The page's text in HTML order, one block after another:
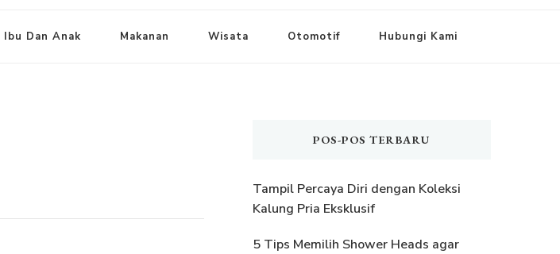
Ibu Dan Anak Makanan Wisata Otomotif Hubungi Kami
POS-POS TERBARU
Tampil Percaya Diri dengan Koleksi
Kalung Pria Eksklusif
5 Tips Memilih Shower Heads agar